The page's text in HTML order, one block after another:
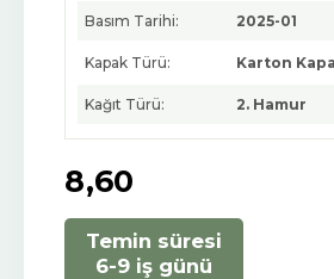
Basım Tarihi: 2025-01
Kapak Türü: Karton
Kağıt Türü: 2. Hamur
8,60
Temin süresi
6-9 iş günü